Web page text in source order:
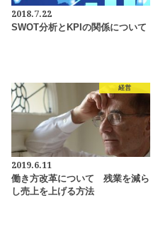
2018.7.22
SWOT分析とKPIの関係について
経営
2019.6.11
働き方改革について 残業を減ら
し売上を上げる方法